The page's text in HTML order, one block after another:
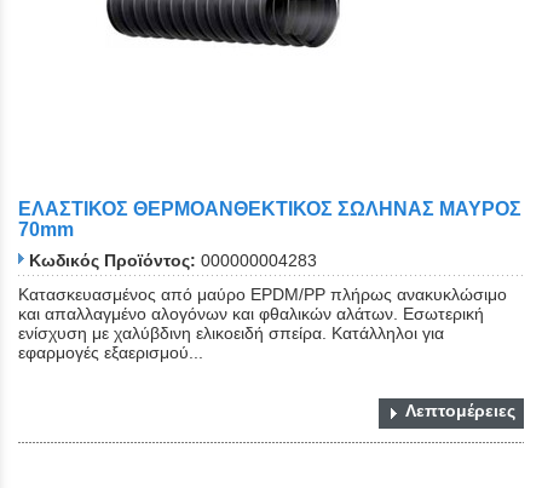
ΕΛΑΣΤΙΚΟΣ ΘΕΡΜΟΑΝΘΕΚΤΙΚΟΣ ΣΩΛΗΝΑΣ ΜΑΥΡΟΣ
70mm
Κωδικός Προϊόντος: 000000004283
Κατασκευασμένος από μαύρο EPDM/PP πλήρως ανακυκλώσιμο
και απαλλαγμένο αλογόνων και φθαλικών αλάτων. Εσωτερική
ενίσχυση με χαλύβδινη ελικοειδή σπείρα. Κατάλληλοι για
εφαρμογές εξαερισμού...
Λεπτομέρειες